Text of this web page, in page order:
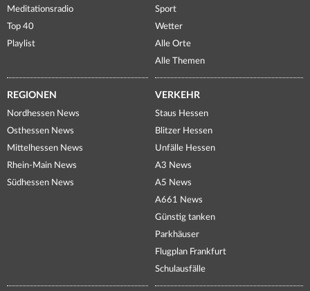
Meditationsradio
Top 40
Playlist
Sport
Wetter
Alle Orte
Alle Themen
REGIONEN
Nordhessen News
Osthessen News
Mittelhessen News
Rhein-Main News
Südhessen News
VERKEHR
Staus Hessen
Blitzer Hessen
Unfälle Hessen
A3 News
A5 News
A661 News
Günstig tanken
Parkhäuser
Flugplan Frankfurt
Schulausfälle